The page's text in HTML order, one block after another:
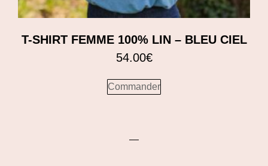
T-SHIRT FEMME 100% LIN – BLEU CIEL
54.00€
Commander